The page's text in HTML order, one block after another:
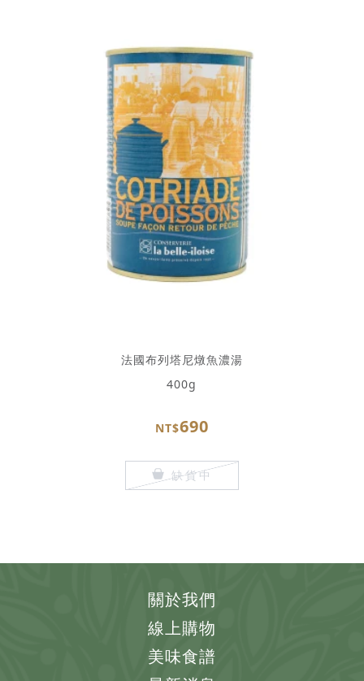
法國布列塔尼燉魚濃湯
400g
NT$690
缺貨中
關於我們
線上購物
美味食譜